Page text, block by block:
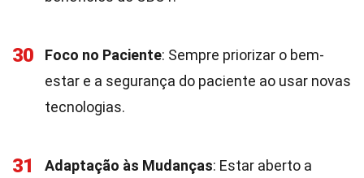
30 Foco no Paciente: Sempre priorizar o bem-
estar e a segurança do paciente ao usar novas
tecnologias.
31 Adaptação às Mudanças: Estar aberto a